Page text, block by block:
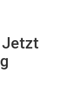
Jetzt